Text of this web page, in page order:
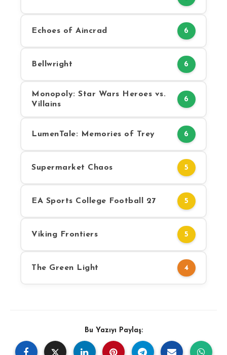
Echoes of Aincrad 6
Bellwright 6
Monopoly: Star Wars Heroes vs.
Villains
6
LumenTale: Memories of Trey 6
Supermarket Chaos 5
EA Sports College Football 27 5
Viking Frontiers 5
The Green Light 4
Bu Yazıyı Paylaş: